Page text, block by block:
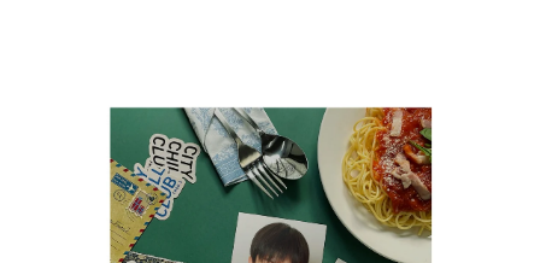
お知らせ
イベント・グッズ
YouTube
会社情報